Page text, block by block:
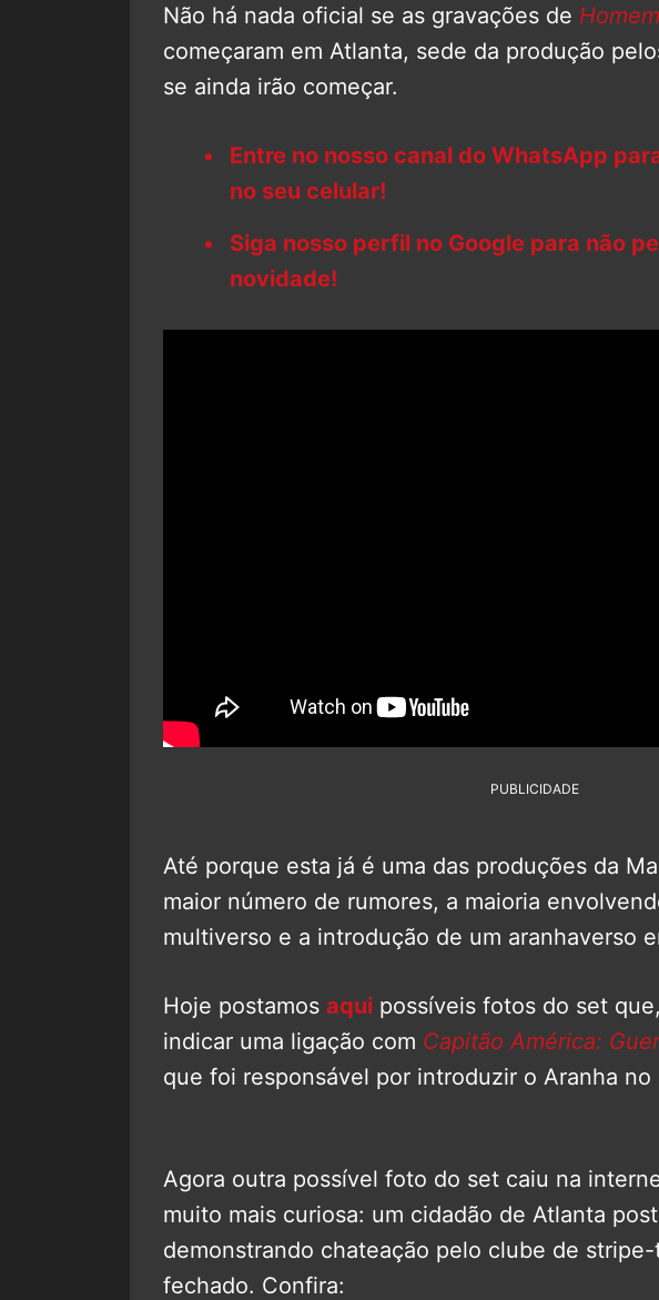
Não há nada oficial se as gravações de
começaram em Atlanta, sede da produção
se ainda irão começar.
Entre no nosso canal do WhatsApp
no seu celular!
Siga nosso perfil no Google para não
novidade!
PUBLICIDADE
Até porque esta já é uma das produções da
maior número de rumores, a maioria
multiverso e a introdução de um aranhaverso
Hoje postamos aqui possíveis fotos do set
indicar uma ligação com Capitão América:
que foi responsável por introduzir o Aranha no
Agora outra possível foto do set caiu na
muito mais curiosa: um cidadão de Atlanta
demonstrando chateação pelo clube de
fechado. Confira: